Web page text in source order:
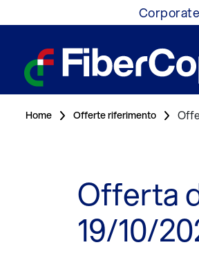
Corporate
Home Offerte riferimento
Offerta
19/10/